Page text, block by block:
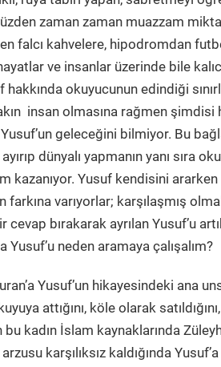
zaman zaman muazzam
falcı kahvelere, hipodromdan
ve insanlar üzerinde bile
hakkında okuyucunun edindiği
insan olmasına rağmen
geleceğini bilmiyor. Bu
dünyalı yapmanın yanı sıra
kazanıyor. Yusuf kendisini
varıyorlar; karşılaşmış
cevap bırakarak ayrılan Yusuf’u
Yusuf’u neden aramaya çalışalım?
Yusuf’un hikayesindeki ana
attığını, köle olarak
bu kadın İslam kaynaklarında
arzusu karşılıksız kaldığında